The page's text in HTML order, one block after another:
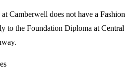
Camberwell does not have a Fashion
to the Foundation Diploma at Central